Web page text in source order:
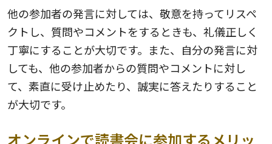
他の参加者の発言に対しては、敬意を持ってリスペ
クトし、質問やコメントをするときも、礼儀正しく
丁寧にすることが大切です。また、自分の発言に対
しても、他の参加者からの質問やコメントに対し
て、素直に受け止めたり、誠実に答えたりすること
が大切です。
オンラインで読書会に参加するメリッ